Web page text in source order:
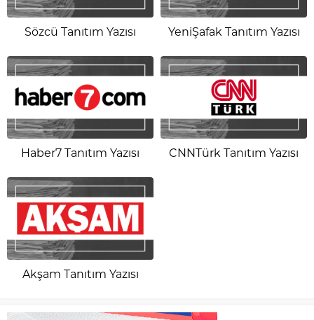
Sözcü Tanıtım Yazısı YeniŞafak Tanıtım Yazısı
Haber7 Tanıtım Yazısı CNNTürk Tanıtım Yazısı
Akşam Tanıtım Yazısı